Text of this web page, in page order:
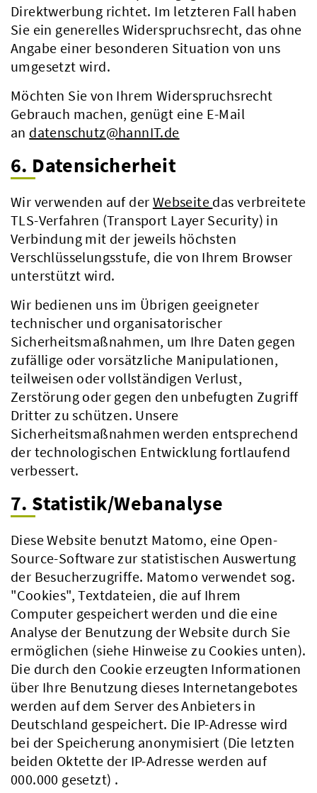
Direktwerbung richtet. Im letzteren Fall haben
Sie ein generelles Widerspruchsrecht, das ohne
Angabe einer besonderen Situation von uns
umgesetzt wird.
Möchten Sie von Ihrem Widerspruchsrecht
Gebrauch machen, genügt eine E-Mail
an datenschutz@hannIT.de
6. Datensicherheit
Wir verwenden auf der Webseite das verbreitete
TLS-Verfahren (Transport Layer Security) in
Verbindung mit der jeweils höchsten
Verschlüsselungsstufe, die von Ihrem Browser
unterstützt wird.
Wir bedienen uns im Übrigen geeigneter
technischer und organisatorischer
Sicherheitsmaßnahmen, um Ihre Daten gegen
zufällige oder vorsätzliche Manipulationen,
teilweisen oder vollständigen Verlust,
Zerstörung oder gegen den unbefugten Zugriff
Dritter zu schützen. Unsere
Sicherheitsmaßnahmen werden entsprechend
der technologischen Entwicklung fortlaufend
verbessert.
7. Statistik/Webanalyse
Diese Website benutzt Matomo, eine Open-
Source-Software zur statistischen Auswertung
der Besucherzugriffe. Matomo verwendet sog.
"Cookies", Textdateien, die auf Ihrem
Computer gespeichert werden und die eine
Analyse der Benutzung der Website durch Sie
ermöglichen (siehe Hinweise zu Cookies unten).
Die durch den Cookie erzeugten Informationen
über Ihre Benutzung dieses Internetangebotes
werden auf dem Server des Anbieters in
Deutschland gespeichert. Die IP-Adresse wird
bei der Speicherung anonymisiert (Die letzten
beiden Oktette der IP-Adresse werden auf
000.000 gesetzt) .